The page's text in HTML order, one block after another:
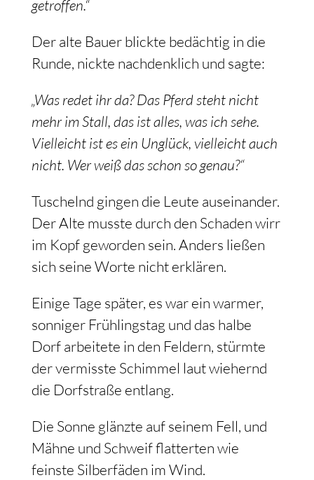
getroffen.“
Der alte Bauer blickte bedächtig in die
Runde, nickte nachdenklich und sagte:
„Was redet ihr da? Das Pferd steht nicht
mehr im Stall, das ist alles, was ich sehe.
Vielleicht ist es ein Unglück, vielleicht auch
nicht. Wer weiß das schon so genau?“
Tuschelnd gingen die Leute auseinander.
Der Alte musste durch den Schaden wirr
im Kopf geworden sein. Anders ließen
sich seine Worte nicht erklären.
Einige Tage später, es war ein warmer,
sonniger Frühlingstag und das halbe
Dorf arbeitete in den Feldern, stürmte
der vermisste Schimmel laut wiehernd
die Dorfstraße entlang.
Die Sonne glänzte auf seinem Fell, und
Mähne und Schweif flatterten wie
feinste Silberfäden im Wind.